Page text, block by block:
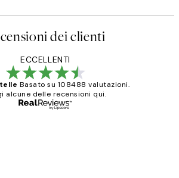
dei clienti
ECCELLENTI
Basato su 108488 valutazioni.
alcune delle recensioni qui.